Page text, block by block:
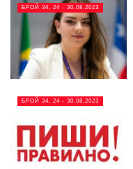
БРОЙ 34, 24 - 30.08.2023
БРОЙ 34, 24 - 30.08.2023